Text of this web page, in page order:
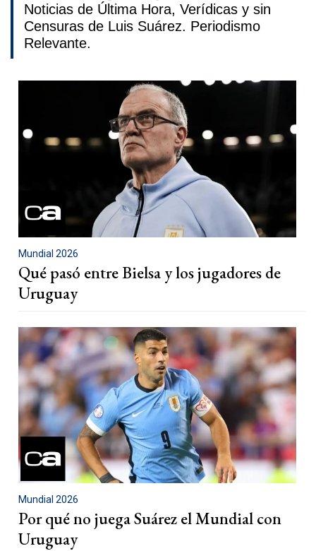
Noticias de Última Hora, Verídicas y sin
Censuras de Luis Suárez. Periodismo
Relevante.
Mundial 2026
Qué pasó entre Bielsa y los jugadores de
Uruguay
Mundial 2026
Por qué no juega Suárez el Mundial con
Uruguay